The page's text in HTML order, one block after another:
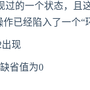
的一个状态，且
已经陷入了一个“
现
省值为0